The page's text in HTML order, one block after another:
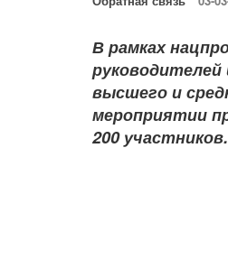
В рамках
высшего и
мероприятии
200 участников.